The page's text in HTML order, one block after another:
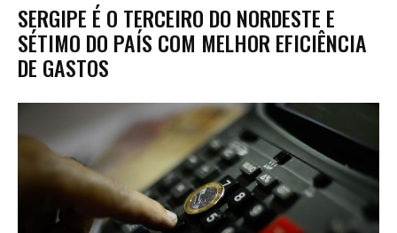
SERGIPE É O TERCEIRO DO NORDESTE E
SÉTIMO DO PAÍS COM MELHOR EFICIÊNCIA
DE GASTOS